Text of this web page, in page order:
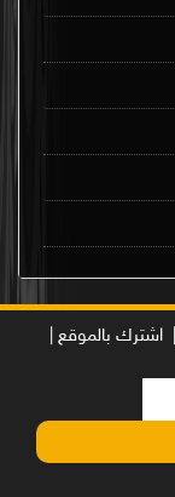
اشترك بالموقع |